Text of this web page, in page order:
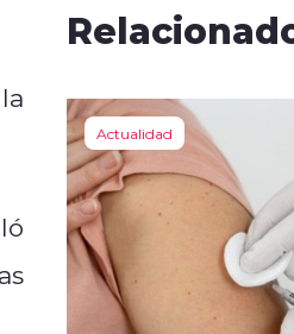
Actualidad